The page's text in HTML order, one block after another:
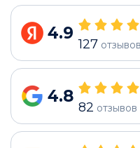
4.9
127 отзывов
4.8
82 отзывов